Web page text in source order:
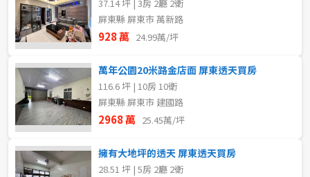
37.14 坪 | 3房 2廳 2衛
屏東縣 屏東市 萬新路
928 萬 24.99萬/坪
萬年公園20米路金店面 屏東透天買房
116.6 坪 | 10房 10衛
屏東縣 屏東市 建國路
2968 萬 25.45萬/坪
擁有大地坪的透天 屏東透天買房
28.51 坪 | 5房 2廳 2衛